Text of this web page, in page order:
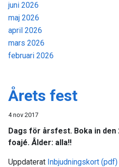
juni 2026
maj 2026
april 2026
mars 2026
februari 2026
Årets fest
4 nov 2017
Dags för årsfest. Boka in den
foajé. Ålder: alla!!
Uppdaterat Inbjudningskort (pdf)